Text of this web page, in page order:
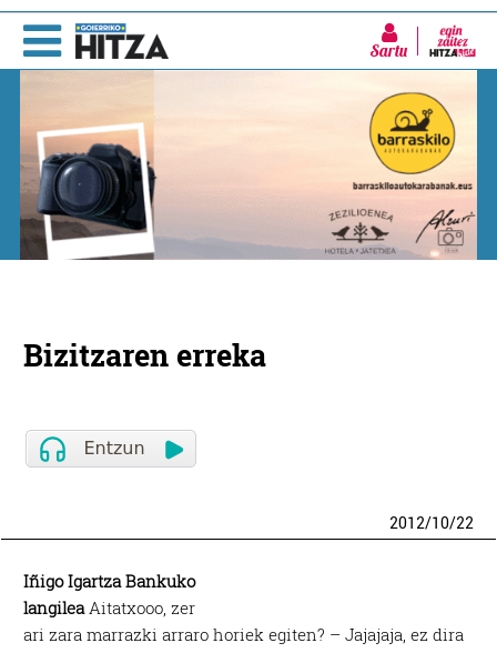
Sartu
Bizitzaren erreka
2012/10/22
Iñigo Igartza Bankuko
langileaAitatxooo, zer
ari zara marrazki arraro horiek egiten? – Jajajaja, ez dira